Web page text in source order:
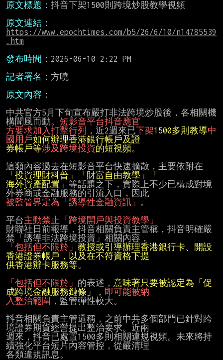
原文標題： 抖音下架1500則跨境炒股教學視頻
原文連結：
https://www.epochtimes.com/b5/26/6/10/n14785539
.htm
發布時間： 2026-06-10 2:22 PM
記者署名： 方曉
原文內容：
中共官方5月下旬宣布嚴打非法跨境炒股後，各相關機
構聞風而動。
方要求加入打擊行列
，近2週來已下架1500多則教導中
國用戶
券帳戶等涉及跨境投資的短視頻。
這類內容過去在短影音平台快速擴散，主要依附在
海外資產配置」 等話題之下，實際上不少已構成對境
被監管界定為「誘導性金融資訊」
。
平台主動禁止「跨境開戶與投資教學」
財聯社日前報導，抖音相關負責主管稱，抖音明確嚴
「包括但不限於」 教授或引導辦理香港銀行卡、開設
供香港辦卡服務等。
「包括但不限於」 的表述， 意味著只要被認定為「促
成跨境金融服務鏈條」，
入整治範圍
，監管彈性較大。
抖音相關負責主管還稱，之前中共多個部門已針對跨
境證券期貨經營提出整治要求。近兩
週來，抖音已處置1500多則相關違規視頻。未來將持
續強化平台短片內容管控，從嚴清理
各類違規訊息。